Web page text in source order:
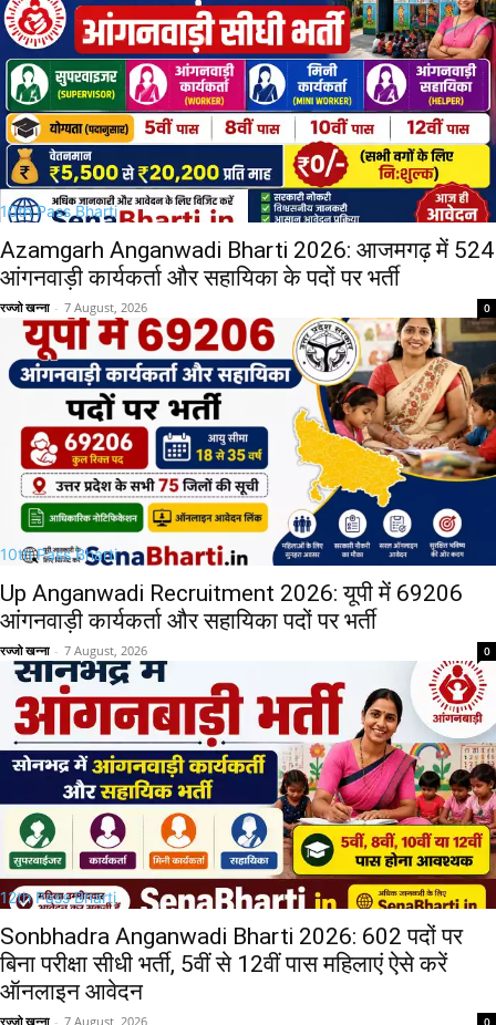
10th Pass Bharti
Azamgarh Anganwadi Bharti 2026: आजमगढ़ में 524
आंगनवाड़ी कार्यकर्ता और सहायिका के पदों पर भर्ती
रज्जो खन्ना - 7 August, 2026 0
10th Pass Bharti
Up Anganwadi Recruitment 2026: यूपी में 69206
आंगनवाड़ी कार्यकर्ता और सहायिका पदों पर भर्ती
रज्जो खन्ना - 7 August, 2026 0
12th Pass Bharti
Sonbhadra Anganwadi Bharti 2026: 602 पदों पर
बिना परीक्षा सीधी भर्ती, 5वीं से 12वीं पास महिलाएं ऐसे करें
ऑनलाइन आवेदन
रज्जो खन्ना - 7 August, 2026 0